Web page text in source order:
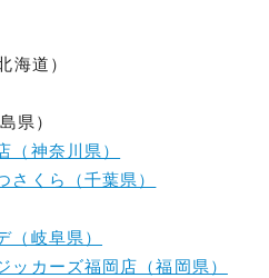
海道）
県）
（神奈川県）
くら（千葉県）
（岐阜県）
カーズ福岡店（福岡県）